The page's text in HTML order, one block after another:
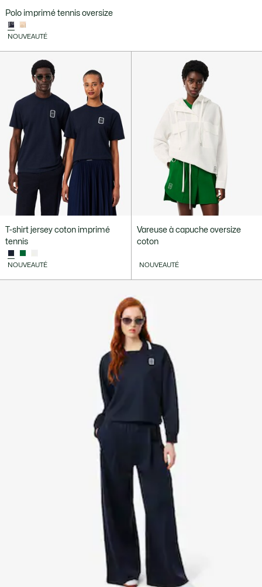
Polo imprimé tennis oversize
NOUVEAUTÉ
T-shirt jersey coton imprimé
tennis
NOUVEAUTÉ
Vareuse à capuche oversize
coton
NOUVEAUTÉ